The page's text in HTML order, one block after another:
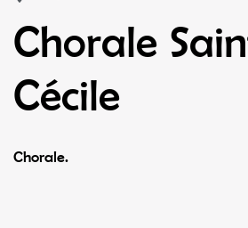
Chorale
Cécile
Chorale.